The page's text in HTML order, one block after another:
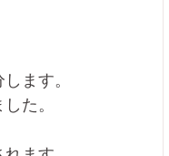
ます。
た。